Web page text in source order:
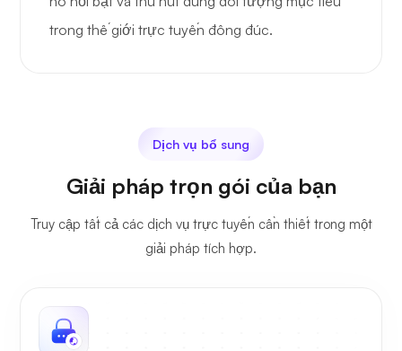
trong thế giới trực tuyến đông đúc.
Dịch vụ bổ sung
Giải pháp trọn gói của bạn
Truy cập tất cả các dịch vụ trực tuyến cần thiết trong một
giải pháp tích hợp.